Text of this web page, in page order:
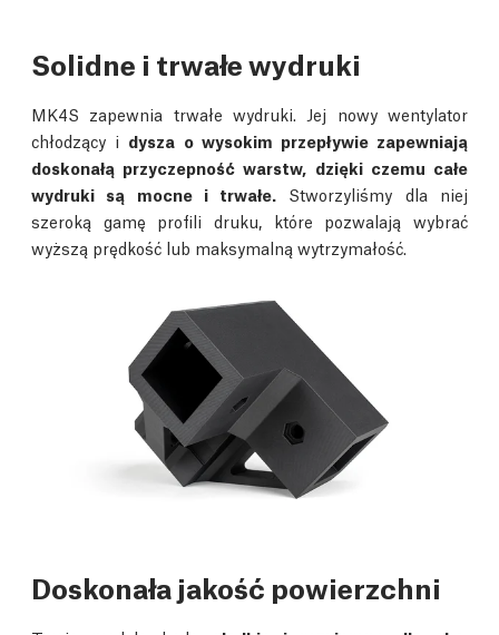
Solidne i trwałe wydruki
MK4S zapewnia trwałe wydruki. Jej nowy wentylator
chłodzący i dysza o wysokim przepływie zapewniają
doskonałą przyczepność warstw, dzięki czemu całe
wydruki są mocne i trwałe. Stworzyliśmy dla niej
szeroką gamę profili druku, które pozwalają wybrać
wyższą prędkość lub maksymalną wytrzymałość.
Doskonała jakość powierzchni